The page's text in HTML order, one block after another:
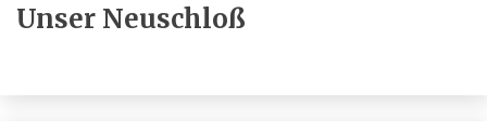
Unser Neuschloß